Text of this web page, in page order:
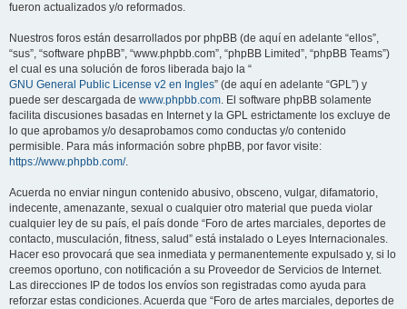
fueron actualizados y/o reformados.
Nuestros foros están desarrollados por phpBB (de aquí en adelante “ellos”,
“sus”, “software phpBB”, “www.phpbb.com”, “phpBB Limited”, “phpBB Teams”)
el cual es una solución de foros liberada bajo la “
GNU General Public License v2 en Ingles” (de aquí en adelante “GPL”) y
puede ser descargada de www.phpbb.com. El software phpBB solamente
facilita discusiones basadas en Internet y la GPL estrictamente los excluye de
lo que aprobamos y/o desaprobamos como conductas y/o contenido
permisible. Para más información sobre phpBB, por favor visite:
https://www.phpbb.com/.
Acuerda no enviar ningun contenido abusivo, obsceno, vulgar, difamatorio,
indecente, amenazante, sexual o cualquier otro material que pueda violar
cualquier ley de su país, el país donde “Foro de artes marciales, deportes de
contacto, musculación, fitness, salud” está instalado o Leyes Internacionales.
Hacer eso provocará que sea inmediata y permanentemente expulsado y, si lo
creemos oportuno, con notificación a su Proveedor de Servicios de Internet.
Las direcciones IP de todos los envíos son registradas como ayuda para
reforzar estas condiciones. Acuerda que “Foro de artes marciales, deportes de